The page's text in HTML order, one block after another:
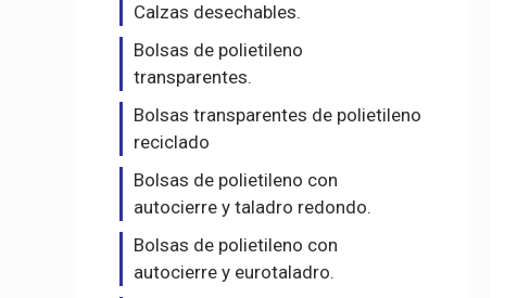
Calzas desechables.
Bolsas de polietileno
transparentes.
Bolsas transparentes de polietileno
reciclado
Bolsas de polietileno con
autocierre y taladro redondo.
Bolsas de polietileno con
autocierre y eurotaladro.